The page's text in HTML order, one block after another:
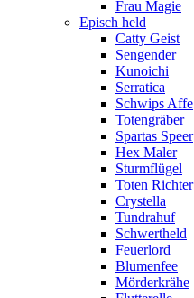
Frau Magie
Episch held
Catty Geist
Sengender
Kunoichi
Serratica
Schwips Affe
Totengräber
Spartas Speer
Hex Maler
Sturmflügel
Toten Richter
Crystella
Tundrahuf
Schwertheld
Feuerlord
Blumenfee
Mörderkrähe